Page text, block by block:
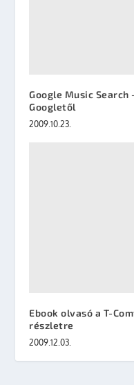
Google Music Search
Googletől
2009.10.23.
Ebook olvasó a T-
részletre
2009.12.03.